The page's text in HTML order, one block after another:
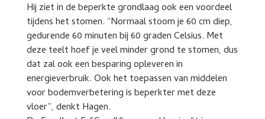
Hij ziet in de beperkte grondlaag ook een voordeel
tijdens het stomen. “Normaal stoom je 60 cm diep,
gedurende 60 minuten bij 60 graden Celsius. Met
deze teelt hoef je veel minder grond te stomen, dus
dat zal ook een besparing opleveren in
energieverbruik. Ook het toepassen van middelen
voor bodemverbetering is beperkter met deze
vloer”, denkt Hagen.